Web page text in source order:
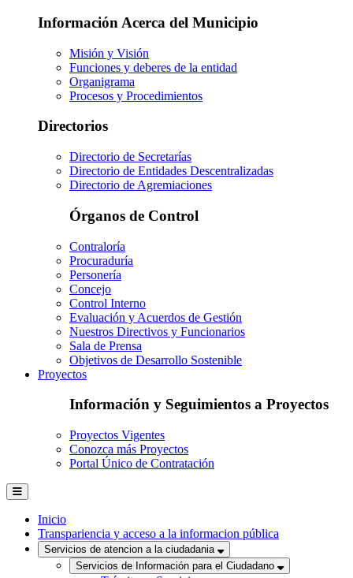
Información Acerca del Municipio
Misión y Visión
Funciones y deberes de la entidad
Organigrama
Procesos y Procedimientos
Directorios
Directorio de Secretarías
Directorio de Entidades Descentralizadas
Directorio de Agremiaciones
Órganos de Control
Contraloría
Procuraduría
Personería
Concejo
Control Interno
Evaluación y Acuerdos de Gestión
Nuestros Directivos y Funcionarios
Sala de Prensa
Objetivos de Desarrollo Sostenible
Proyectos
Información y Seguimientos a Proyectos
Proyectos Vigentes
Conozca más Proyectos
Portal Único de Contratación
Inicio
Transpariencia y acceso a la informacion pública
Servicios de atencion a la ciudadania
Servicios de Información para el Ciudadano